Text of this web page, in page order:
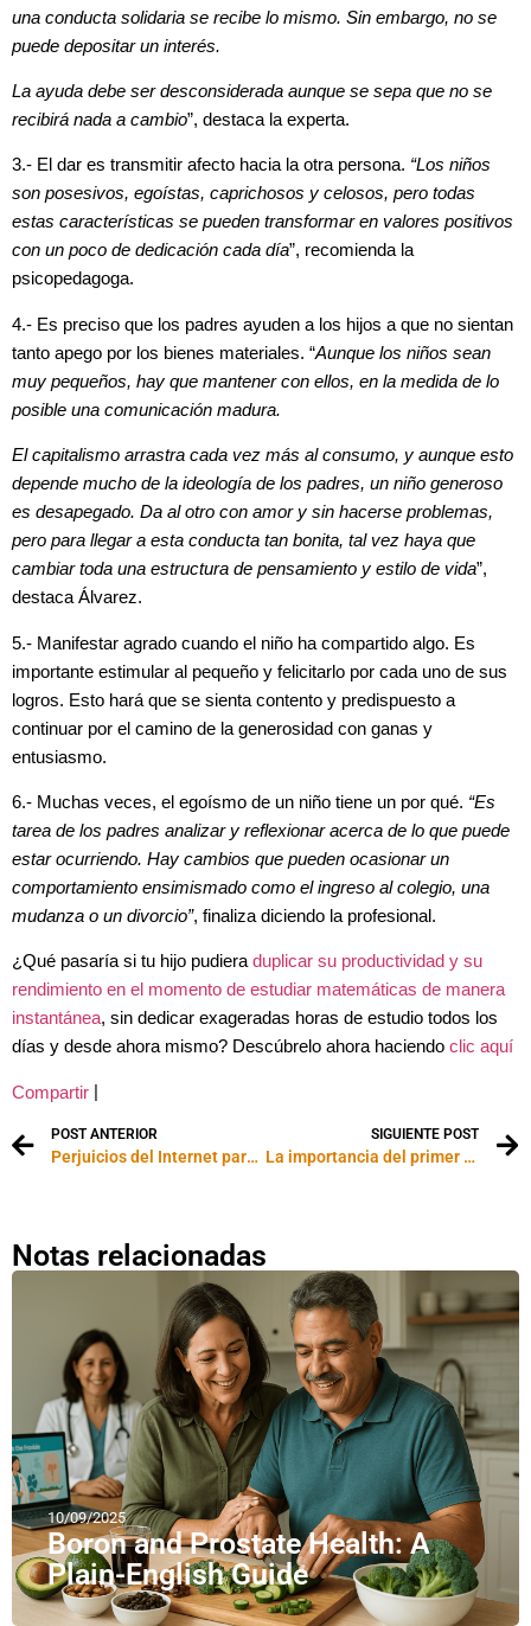
una conducta solidaria se recibe lo mismo. Sin embargo, no se
puede depositar un interés.
La ayuda debe ser desconsiderada aunque se sepa que no se
recibirá nada a cambio”, destaca la experta.
3.- El dar es transmitir afecto hacia la otra persona. “Los niños
son posesivos, egoístas, caprichosos y celosos, pero todas
estas características se pueden transformar en valores positivos
con un poco de dedicación cada día”, recomienda la
psicopedagoga.
4.- Es preciso que los padres ayuden a los hijos a que no sientan
tanto apego por los bienes materiales. “Aunque los niños sean
muy pequeños, hay que mantener con ellos, en la medida de lo
posible una comunicación madura.
El capitalismo arrastra cada vez más al consumo, y aunque esto
depende mucho de la ideología de los padres, un niño generoso
es desapegado. Da al otro con amor y sin hacerse problemas,
pero para llegar a esta conducta tan bonita, tal vez haya que
cambiar toda una estructura de pensamiento y estilo de vida”,
destaca Álvarez.
5.- Manifestar agrado cuando el niño ha compartido algo. Es
importante estimular al pequeño y felicitarlo por cada uno de sus
logros. Esto hará que se sienta contento y predispuesto a
continuar por el camino de la generosidad con ganas y
entusiasmo.
6.- Muchas veces, el egoísmo de un niño tiene un por qué. “Es
tarea de los padres analizar y reflexionar acerca de lo que puede
estar ocurriendo. Hay cambios que pueden ocasionar un
comportamiento ensimismado como el ingreso al colegio, una
mudanza o un divorcio”, finaliza diciendo la profesional.
¿Qué pasaría si tu hijo pudieraduplicar su productividad y su
rendimiento en el momento de estudiar matemáticas de manera
instantánea, sin dedicar exageradas horas de estudio todos los
días y desde ahora mismo? Descúbrelo ahora haciendo clic aquí
Compartir |
POST ANTERIOR
Perjuicios del Internet para los niños
SIGUIENTE POST
La importancia del primer día de clases
Notas relacionadas
10/09/2025
Boron and Prostate Health: A
Plain-English Guide